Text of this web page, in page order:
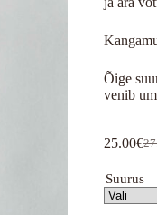
Õige
venib
oli:
25.00€
on:
Suurus